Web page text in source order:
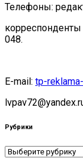
Телефоны:
048.
E-mail: tp-
Рубрики
Рубрики